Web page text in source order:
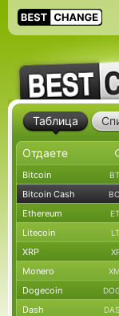
Таблица
Bitcoin
Bitcoin Cash
Ethereum
Litecoin
XRP
Monero
Dogecoin
Dash